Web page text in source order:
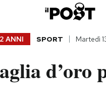
ANNI SPORT Martedì
d’oro